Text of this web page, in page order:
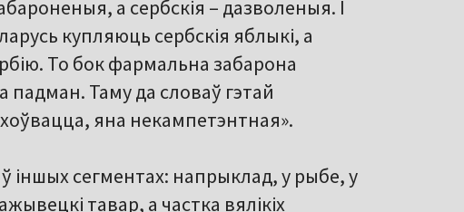
а сербскія – дазволеныя. І
купляюць сербскія яблыкі, а
То бок фармальна забарона
падман. Таму да словаў гэтай
яна некампетэнтная».
іншых сегментах: напрыклад, у рыбе, у
тавар, а частка вялікіх